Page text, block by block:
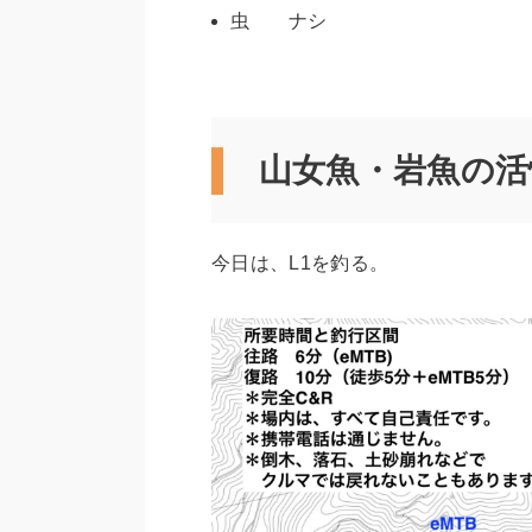
虫 ナシ
山女魚・岩魚の
今日は、L1を釣る。